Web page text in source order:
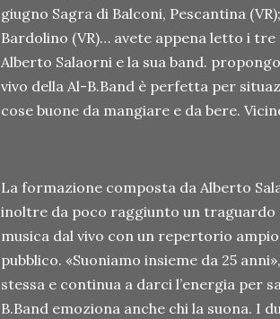
giugno Sagra di Balconi, Pescantina
Bardolino (VR)… avete appena letto i
Alberto Salaorni e la sua band.
vivo della Al-B.Band è perfetta per
cose buone da mangiare e da bere.
La formazione composta da Alberto
inoltre da poco raggiunto un
musica dal vivo con un repertorio
pubblico. «Suoniamo insieme da 25
stessa e continua a darci l’energia per
B.Band emoziona anche chi la suona. I